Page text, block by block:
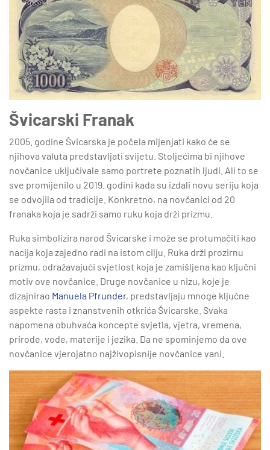
Švicarski Franak
2005. godine Švicarska je počela mijenjati kako će se
njihova valuta predstavljati svijetu. Stoljećima bi njihove
novčanice uključivale samo portrete poznatih ljudi. Ali to se
sve promijenilo u 2019. godini kada su izdali novu seriju koja
se odvojila od tradicije. Konkretno, na novčanici od 20
franaka koja je sadrži samo ruku koja drži prizmu.
Ruka simbolizira narod Švicarske i može se protumačiti kao
nacija koja zajedno radi na istom cilju. Ruka drži prozirnu
prizmu, odražavajući svjetlost koja je zamišljena kao ključni
motiv ove novčanice. Druge novčanice u nizu, koje je
dizajnirao Manuela Pfrunder, predstavljaju mnoge ključne
aspekte rasta i znanstvenih otkrića Švicarske. Svaka
napomena obuhvaća koncepte svjetla, vjetra, vremena,
prirode, vode, materije i jezika. Da ne spominjemo da ove
novčanice vjerojatno najživopisnije novčanice vani.